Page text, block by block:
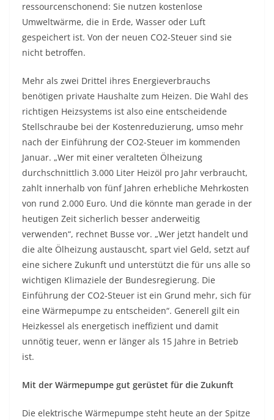
ressourcenschonend: Sie nutzen kostenlose
Umweltwärme, die in Erde, Wasser oder Luft
gespeichert ist. Von der neuen CO2-Steuer sind sie
nicht betroffen.
Mehr als zwei Drittel ihres Energieverbrauchs
benötigen private Haushalte zum Heizen. Die Wahl des
richtigen Heizsystems ist also eine entscheidende
Stellschraube bei der Kostenreduzierung, umso mehr
nach der Einführung der CO2-Steuer im kommenden
Januar. „Wer mit einer veralteten Ölheizung
durchschnittlich 3.000 Liter Heizöl pro Jahr verbraucht,
zahlt innerhalb von fünf Jahren erhebliche Mehrkosten
von rund 2.000 Euro. Und die könnte man gerade in der
heutigen Zeit sicherlich besser anderweitig
verwenden“, rechnet Busse vor. „Wer jetzt handelt und
die alte Ölheizung austauscht, spart viel Geld, setzt auf
eine sichere Zukunft und unterstützt die für uns alle so
wichtigen Klimaziele der Bundesregierung. Die
Einführung der CO2-Steuer ist ein Grund mehr, sich für
eine Wärmepumpe zu entscheiden“. Generell gilt ein
Heizkessel als energetisch ineffizient und damit
unnötig teuer, wenn er länger als 15 Jahre in Betrieb
ist.
Mit der Wärmepumpe gut gerüstet für die Zukunft
Die elektrische Wärmepumpe steht heute an der Spitze